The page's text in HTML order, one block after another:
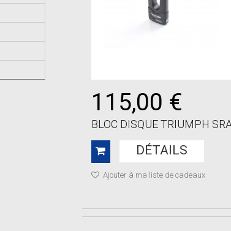
115,00 €
BLOC DISQUE TRIUMPH
DÉTAILS
Ajouter à ma liste de cadeaux